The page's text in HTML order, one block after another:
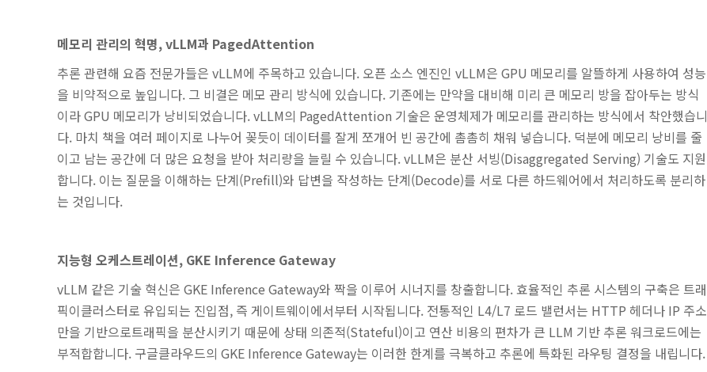
메모리 관리의 혁명, vLLM과 PagedAttention
추론 관련해 요즘 전문가들은 vLLM에 주목하고 있습니다. 오픈 소스 엔진인 vLLM은 GPU 메모리를 알뜰하게 사용하여 성능
을 비약적으로 높입니다. 그 비결은 메모 관리 방식에 있습니다. 기존에는 만약을 대비해 미리 큰 메모리 방을 잡아두는 방식
이라 GPU 메모리가 낭비되었습니다. vLLM의 PagedAttention 기술은 운영체제가 메모리를 관리하는 방식에서 착안했습니
다. 마치 책을 여러 페이지로 나누어 꽂듯이 데이터를 잘게 쪼개어 빈 공간에 촘촘히 채워 넣습니다. 덕분에 메모리 낭비를 줄
이고 남는 공간에 더 많은 요청을 받아 처리량을 늘릴 수 있습니다. vLLM은 분산 서빙(Disaggregated Serving) 기술도 지원
합니다. 이는 질문을 이해하는 단계(Prefill)와 답변을 작성하는 단계(Decode)를 서로 다른 하드웨어에서 처리하도록 분리하
는 것입니다.
지능형 오케스트레이션, GKE Inference Gateway
vLLM 같은 기술 혁신은 GKE Inference Gateway와 짝을 이루어 시너지를 창출합니다. 효율적인 추론 시스템의 구축은 트래
픽이클러스터로 유입되는 진입점, 즉 게이트웨이에서부터 시작됩니다. 전통적인 L4/L7 로드 밸런서는 HTTP 헤더나 IP 주소
만을 기반으로트래픽을 분산시키기 때문에 상태 의존적(Stateful)이고 연산 비용의 편차가 큰 LLM 기반 추론 워크로드에는
부적합합니다. 구글클라우드의 GKE Inference Gateway는 이러한 한계를 극복하고 추론에 특화된 라우팅 결정을 내립니다.